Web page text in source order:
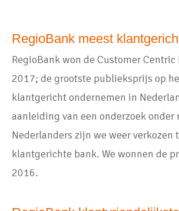
RegioBank meest
RegioBank won de Customer Centric
2017; de grootste publieksprijs op
klantgericht ondernemen in
aanleiding van een onderzoek onder
Nederlanders zijn we weer verkozen
klantgerichte bank. We wonnen de
2016.